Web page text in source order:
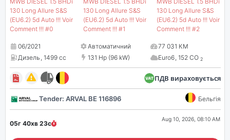
06/2021 Автоматичний
77 031 КМ
Дизель, 1499 cc 131 Hp (96 kW) Euro6, 152 CO 2
ПДВ вираховується
Tender: ARVAL BE 116896 Бельгія
05г 40хв 22с
Aug 10, 2026, 08:10 AM